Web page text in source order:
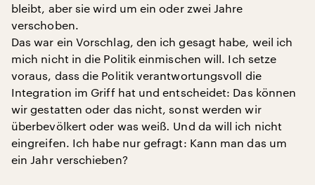
bleibt, aber sie wird um ein oder zwei Jahre
verschoben.
Das war ein Vorschlag, den ich gesagt habe, weil ich
mich nicht in die Politik einmischen will. Ich setze
voraus, dass die Politik verantwortungsvoll die
Integration im Griff hat und entscheidet: Das können
wir gestatten oder das nicht, sonst werden wir
überbevölkert oder was weiß. Und da will ich nicht
eingreifen. Ich habe nur gefragt: Kann man das um
ein Jahr verschieben?